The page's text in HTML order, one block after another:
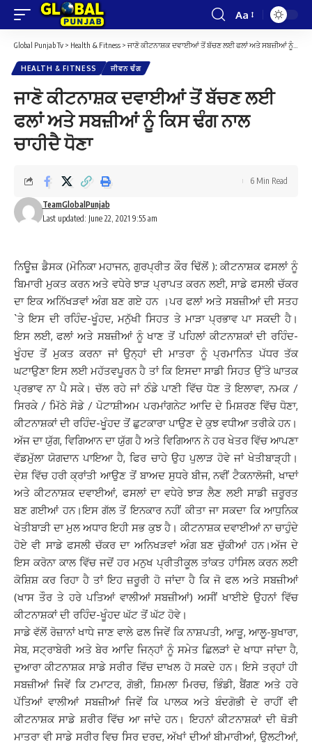
Font
Resizer
Aa
Global Punjab Tv > Health & Fitness > ਜਾਣੋ ਕੀਟਨਾਸ਼ਕ ਦਵਾਈਆਂ ਤੋਂ ਬੱਚਣ ਲਈ ਫਲਾਂ ਅਤੇ ਸਬਜ਼ੀਆਂ ਨੂੰ ਕਿਸ ਢੰਗ ਨਾਲ ਚਾਹੀਦੈ ਧੋਣਾ
HEALTH & FITNESS ਜੀਵਨ ਢੰਗ
ਜਾਣੋ ਕੀਟਨਾਸ਼ਕ ਦਵਾਈਆਂ ਤੋਂ ਬੱਚਣ ਲਈ
ਫਲਾਂ ਅਤੇ ਸਬਜ਼ੀਆਂ ਨੂੰ ਕਿਸ ਢੰਗ ਨਾਲ
ਚਾਹੀਦੈ ਧੋਣਾ
Last updated: June 22, 2021 9:55 am
TeamGlobalPunjab
6 Min Read
ਨਿਊਜ਼ ਡੈਸਕ (ਮੋਨਿਕਾ ਮਹਾਜਨ, ਗੁਰਪ੍ਰੀਤ ਕੌਰ ਢਿੱਲੋਂ ): ਕੀਟਨਾਸ਼ਕ ਫਸਲਾਂ ਨੂੰ
ਬਿਮਾਰੀ ਮੁਕਤ ਕਰਨ ਅਤੇ ਵਧੇਰੇ ਝਾੜ ਪ੍ਰਾਪਤ ਕਰਨ ਲਈ, ਸਾਡੇ ਫਸਲੀ ਚੱਕਰ
ਦਾ ਇਕ ਅਨਿੱਖੜਵਾਂ ਅੰਗ ਬਣ ਗਏ ਹਨ ।ਪਰ ਫਲਾਂ ਅਤੇ ਸਬਜ਼ੀਆਂ ਦੀ ਸਤਹ
`ਤੇ ਇਸ ਦੀ ਰਹਿੰਦ-ਖੂੰਹਦ, ਮਨੁੱਖੀ ਸਿਹਤ ਤੇ ਮਾੜਾ ਪ੍ਰਭਾਵ ਪਾ ਸਕਦੀ ਹੈ।
ਇਸ ਲਈ, ਫਲਾਂ ਅਤੇ ਸਬਜ਼ੀਆਂ ਨੂੰ ਖਾਣ ਤੋਂ ਪਹਿਲਾਂ ਕੀਟਨਾਸ਼ਕਾਂ ਦੀ ਰਹਿੰਦ-
ਖੂੰਹਦ ਤੋਂ ਮੁਕਤ ਕਰਨਾ ਜਾਂ ਉਨ੍ਹਾਂ ਦੀ ਮਾਤਰਾ ਨੂੰ ਪ੍ਰਮਾਨਿਤ ਪੱਧਰ ਤੱਕ
ਘਟਾਉਣਾ ਇਸ ਲਈ ਮਹੱਤਵਪੂਰਨ ਹੈ ਤਾਂ ਕਿ ਇਸਦਾ ਸਾਡੀ ਸਿਹਤ ਉੱਤੇ ਘਾਤਕ
ਪ੍ਰਭਾਵ ਨਾ ਪੈ ਸਕੇ। ਚੱਲ ਰਹੇ ਜਾਂ ਠੰਡੇ ਪਾਣੀ ਵਿੱਚ ਧੋਣ ਤੋ ਇਲਾਵਾ, ਨਮਕ /
ਸਿਰਕੇ / ਮਿੱਠੇ ਸੋਡੇ / ਪੋਟਾਸ਼ੀਅਮ ਪਰਮਾਂਗਨੇਟ ਆਦਿ ਦੇ ਮਿਸ਼ਰਣ ਵਿੱਚ ਧੋਣਾ,
ਕੀਟਨਾਸ਼ਕਾਂ ਦੀ ਰਹਿੰਦ-ਖੂੰਹਦ ਤੋਂ ਛੁਟਕਾਰਾ ਪਾਉਣ ਦੇ ਕੁਝ ਵਧੀਆ ਤਰੀਕੇ ਹਨ।
ਅੱਜ ਦਾ ਯੁੱਗ, ਵਿਗਿਆਨ ਦਾ ਯੁੱਗ ਹੈ ਅਤੇ ਵਿਗਿਆਨ ਨੇ ਹਰ ਖੇਤਰ ਵਿੱਚ ਆਪਣਾ
ਵੱਡਮੁੱਲਾ ਯੋਗਦਾਨ ਪਾਇਆ ਹੈ, ਫਿਰ ਚਾਹੇ ਉਹ ਪੁਲਾੜ ਹੋਵੇ ਜਾਂ ਖੇਤੀਬਾੜ੍ਹੀ।
ਦੇਸ਼ ਵਿੱਚ ਹਰੀ ਕ੍ਰਾਂਤੀ ਆਉਣ ਤੋਂ ਬਾਅਦ ਸੁਧਰੇ ਬੀਜ, ਨਵੀਂ ਟੈਕਨਾਲੋਜੀ, ਖਾਦਾਂ
ਅਤੇ ਕੀਟਨਾਸ਼ਕ ਦਵਾਈਆਂ, ਫਸਲਾਂ ਦਾ ਵਧੇਰੇ ਝਾੜ ਲੈਣ ਲਈ ਸਾਡੀ ਜ਼ਰੂਰਤ
ਬਣ ਗਈਆਂ ਹਨ।ਇਸ ਗੱਲ ਤੋਂ ਇਨਕਾਰ ਨਹੀਂ ਕੀਤਾ ਜਾ ਸਕਦਾ ਕਿ ਆਧੁਨਿਕ
ਖੇਤੀਬਾੜੀ ਦਾ ਮੁਲ ਅਧਾਰ ਇਹੀ ਸਭ ਕੁਝ ਹੈ। ਕੀਟਨਾਸ਼ਕ ਦਵਾਈਆਂ ਨਾ ਚਾਹੁੰਦੇ
ਹੋਏ ਵੀ ਸਾਡੇ ਫਸਲੀ ਚੱਕਰ ਦਾ ਅਨਿਖੜਵਾਂ ਅੰਗ ਬਣ ਚੁੱਕੀਆਂ ਹਨ।ਅੱਜ ਦੇ
ਇਸ ਕਰੋਨਾ ਕਾਲ ਵਿੱਚ ਜਦੋਂ ਹਰ ਮਨੁਖ ਪ੍ਰੀਤੀਕੂਲ ਤਾਂਕਤ ਹਾਂਸਿਲ ਕਰਨ ਲਈ
ਕੋਸ਼ਿਸ਼ ਕਰ ਰਿਹਾ ਹੈ ਤਾਂ ਇਹ ਜ਼ਰੂਰੀ ਹੋ ਜਾਂਦਾ ਹੈ ਕਿ ਜੋ ਫਲ ਅਤੇ ਸਬਜ਼ੀਆਂ
(ਖਾਸ ਤੌਰ ਤੇ ਹਰੇ ਪਤਿਆਂ ਵਾਲੀਆਂ ਸਬਜ਼ੀਆਂ) ਅਸੀਂ ਖਾਈਏ ਉਹਨਾਂ ਵਿੱਚ
ਕੀਟਨਾਸ਼ਕਾਂ ਦੀ ਰਹਿੰਦ-ਖੂੰਹਦ ਘੱਟ ਤੋਂ ਘੱਟ ਹੋਵੇ।
ਸਾਡੇ ਵੱਲੋਂ ਰੋਜ਼ਾਨਾਂ ਖਾਧੇ ਜਾਣ ਵਾਲੇ ਫਲ ਜਿਵੇਂ ਕਿ ਨਾਸ਼ਪਤੀ, ਆੜੂ, ਆਲੂ-ਬੁਖਾਰਾ,
ਸੇਬ, ਸਟ੍ਰਾਬੇਰੀ ਅਤੇ ਬੇਰ ਆਦਿ ਜਿਨ੍ਹਾਂ ਨੂੰ ਸਮੇਤ ਛਿਲੜਾਂ ਦੇ ਖਾਧਾ ਜਾਂਦਾ ਹੈ,
ਦੁਆਰਾ ਕੀਟਨਾਸ਼ਕ ਸਾਡੇ ਸਰੀਰ ਵਿੱਚ ਦਾਖਲ ਹੋ ਸਕਦੇ ਹਨ। ਇਸੇ ਤਰ੍ਹਾਂ ਹੀ
ਸਬਜ਼ੀਆਂ ਜਿਵੇਂ ਕਿ ਟਮਾਟਰ, ਗੋਭੀ, ਸ਼ਿਮਲਾ ਮਿਰਚ, ਭਿੰਡੀ, ਬੈਂਗਣ ਅਤੇ ਹਰੇ
ਪੱਤਿਆਂ ਵਾਲੀਆਂ ਸਬਜ਼ੀਆਂ ਜਿਵੇਂ ਕਿ ਪਾਲਕ ਅਤੇ ਬੰਦਗੋਭੀ ਦੇ ਰਾਹੀਂ ਵੀ
ਕੀਟਨਾਸ਼ਕ ਸਾਡੇ ਸ਼ਰੀਰ ਵਿੱਚ ਆ ਜਾਂਦੇ ਹਨ। ਇਹਨਾਂ ਕੀਟਨਾਸ਼ਕਾਂ ਦੀ ਥੋੜੀ
ਮਾਤਰਾ ਵੀ ਸਾਡੇ ਸਰੀਰ ਵਿਚ ਸਿਰ ਦਰਦ, ਅੱਖਾਂ ਦੀਆਂ ਬੀਮਾਰੀਆਂ, ਉਲਟੀਆਂ,